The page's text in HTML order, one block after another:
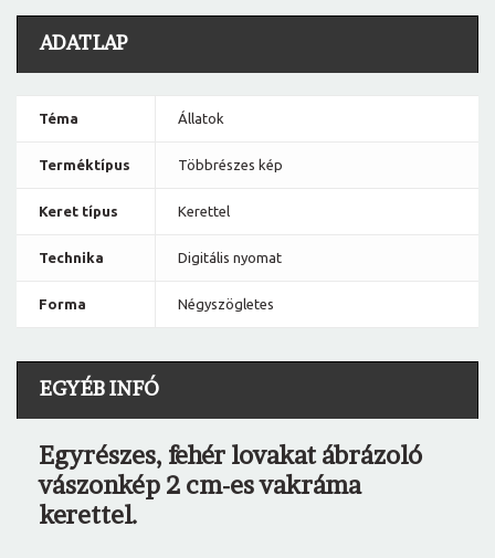
ADATLAP
Téma Állatok
Terméktípus Többrészes kép
Keret típus Kerettel
Technika Digitális nyomat
Forma Négyszögletes
EGYÉB INFÓ
Egyrészes, fehér lovakat ábrázoló
vászonkép 2 cm-es vakráma
kerettel.